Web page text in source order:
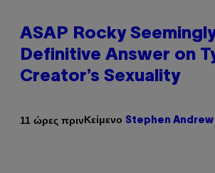
ASAP Rocky
Definitive Answer on
Creator’s Sexuality
11 ώρες πρινΚείμενο Stephen Andrew